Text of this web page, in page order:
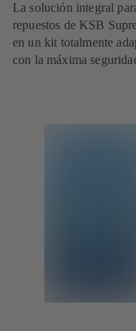
La solución integral
repuestos de KSB
en un kit totalmente
con la máxima